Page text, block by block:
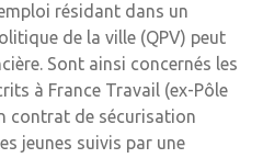
résidant dans un
de la ville (QPV) peut
Sont ainsi concernés les
à France Travail (ex-Pôle
contrat de sécurisation
jeunes suivis par une